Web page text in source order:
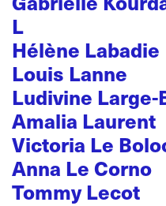
L
Hélène Labadie
Louis Lanne
Ludivine
Amalia Laurent
Victoria Le
Anna Le Corno
Tommy Lecot